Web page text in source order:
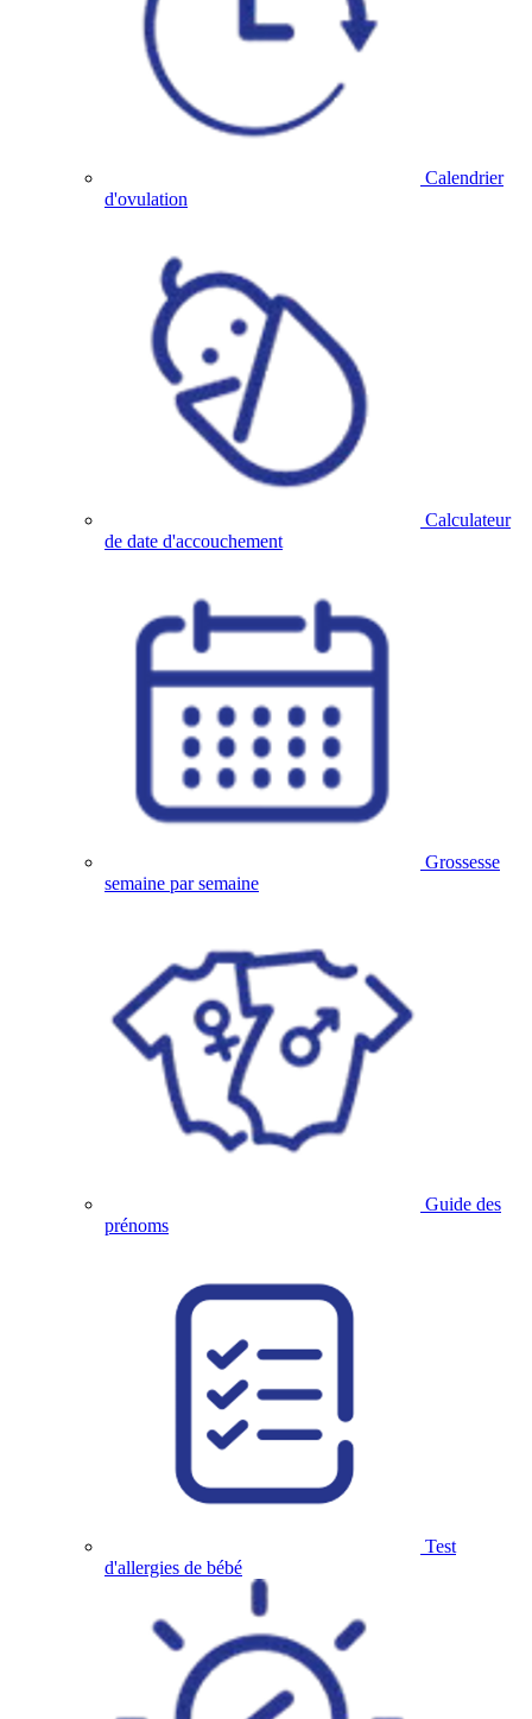
Calendrier
d'ovulation
Calculateur
de date d'accouchement
Grossesse
semaine par semaine
Guide des
prénoms
Test
d'allergies de bébé